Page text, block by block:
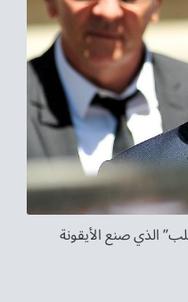
الذي صنع الأيقونة